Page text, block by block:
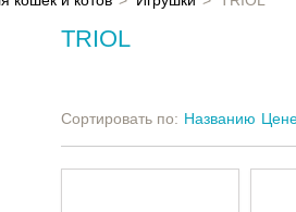
TRIOL
Сортировать по: Названию